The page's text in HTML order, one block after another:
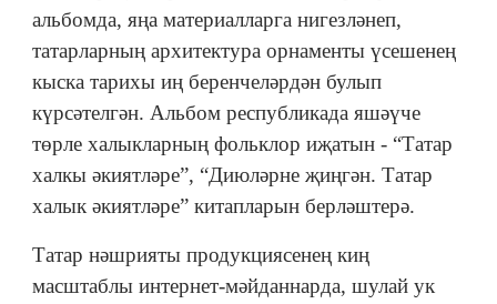
альбомда, яңа материалларга нигезләнеп,
татарларның архитектура орнаменты үсешенең
кыска тарихы иң беренчеләрдән булып
күрсәтелгән. Альбом республикада яшәүче
төрле халыкларның фольклор иҗатын - “Татар
халкы әкиятләре”, “Диюләрне җиңгән. Татар
халык әкиятләре” китапларын берләштерә.
Татар нәшрияты продукциясенең киң
масштаблы интернет-мәйданнарда, шулай ук